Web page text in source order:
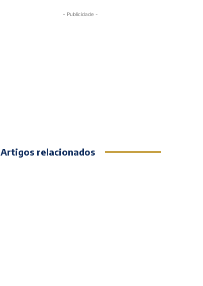
- Publicidade -
Artigos relacionados